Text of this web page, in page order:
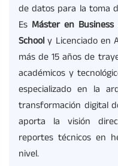
de datos para la toma
Es Máster en Business
Schooly Licenciado en
más de 15 años de
académicos y
especializado en la
transformación digital
aporta la visión
reportes técnicos en
nivel.